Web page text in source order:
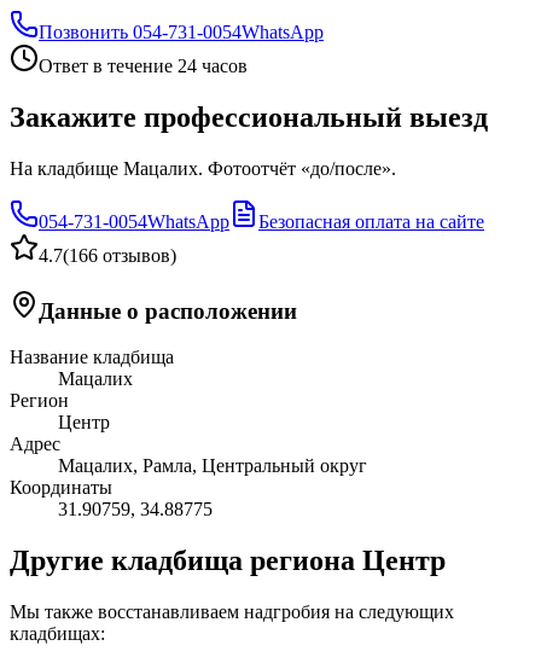
Позвонить 054-731-0054WhatsApp
Ответ в течение 24 часов
Закажите профессиональный выезд
На кладбище Мацалих. Фотоотчёт «до/после».
054-731-0054WhatsApp
Безопасная оплата на сайте
4.7(166 отзывов)
Данные о расположении
Название кладбища
Мацалих
Регион
Центр
Адрес
Мацалих, Рамла, Центральный округ
Координаты
31.90759, 34.88775
Другие кладбища региона Центр
Мы также восстанавливаем надгробия на следующих
кладбищах: